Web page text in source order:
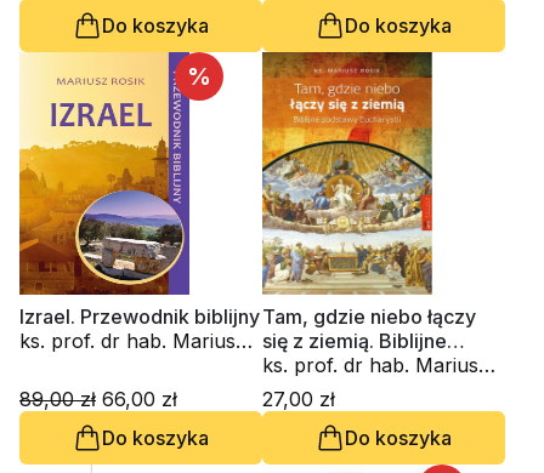
Do koszyka
Do koszyka
%
Izrael. Przewodnik biblijny
ks. prof. dr hab. Mariusz
89,00 zł 66,00 zł
Do koszyka
Tam, gdzie niebo łączy
się z ziemią. Biblijne
podstawy Eucharystii
ks. prof. dr hab. Mariusz
Rosik
27,00 zł
Do koszyka